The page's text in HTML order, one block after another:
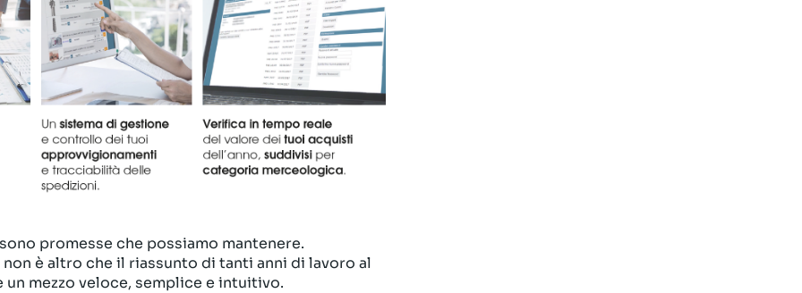
promesse che possiamo mantenere.
non è altro che il riassunto di tanti anni di lavoro al
mezzo veloce, semplice e intuitivo.